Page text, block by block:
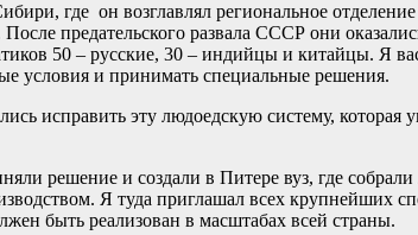
где он возглавлял региональное
предательского развала СССР они
50 – русские, 30 – индийцы и китайцы. Я
условия и принимать специальные решения.
исправить эту людоедскую систему, которая
решение и создали в Питере вуз, где
Я туда приглашал всех крупнейших
быть реализован в масштабах всей страны.